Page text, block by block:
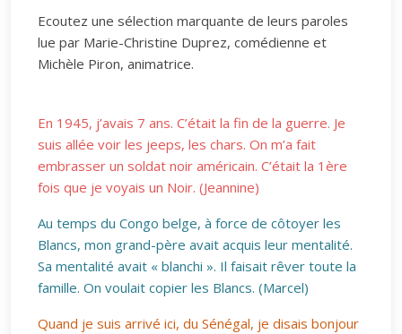
Ecoutez une sélection marquante de leurs paroles
lue par Marie-Christine Duprez, comédienne et
Michèle Piron, animatrice.
En 1945, j’avais 7 ans. C’était la fin de la guerre. Je
suis allée voir les jeeps, les chars. On m’a fait
embrasser un soldat noir américain. C’était la 1ère
fois que je voyais un Noir. (Jeannine)
Au temps du Congo belge, à force de côtoyer les
Blancs, mon grand-père avait acquis leur mentalité.
Sa mentalité avait « blanchi ». Il faisait rêver toute la
famille. On voulait copier les Blancs. (Marcel)
Quand je suis arrivé ici, du Sénégal, je disais bonjour